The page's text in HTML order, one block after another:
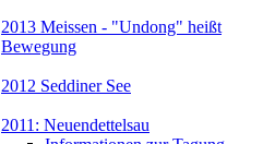
2013 Meissen - "Undong" heißt
Bewegung
2012 Seddiner See
2011: Neuendettelsau